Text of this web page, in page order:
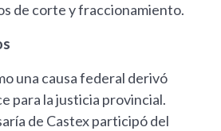
de corte y fraccionamiento.
una causa federal derivó
para la justicia provincial.
de Castex participó del